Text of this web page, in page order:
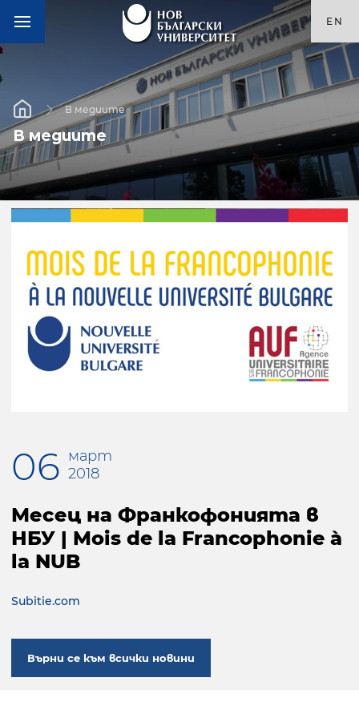
EN
В медиите
В медиите
06 март
2018
Месец на Франкофонията в
НБУ | Mois de la Francophonie à
la NUB
Subitie.com
Върни се към всички новини